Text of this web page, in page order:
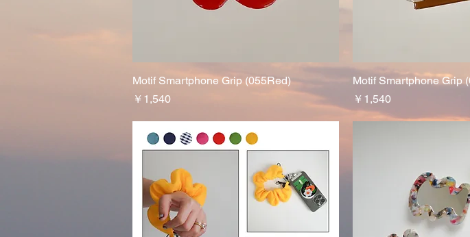
クイックビュー
Motif Smartphone Grip (055Red)
価格
￥1,540
クイック
Motif Smartphone Grip
価格
￥1,540